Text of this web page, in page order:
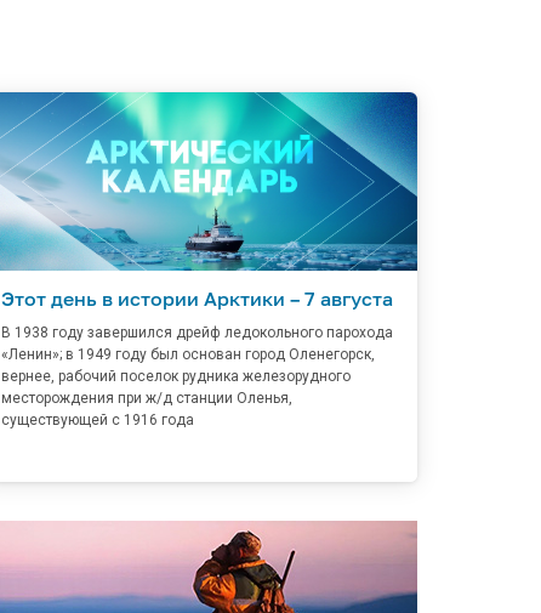
Этот день в истории Арктики – 7 августа
В 1938 году завершился дрейф ледокольного парохода
«Ленин»; в 1949 году был основан город Оленегорск,
вернее, рабочий поселок рудника железорудного
месторождения при ж/д станции Оленья,
существующей с 1916 года